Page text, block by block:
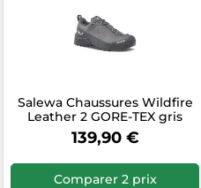
Salewa Chaussures Wildfire
Leather 2 GORE-TEX gris
foncé taille 44
139,90 €
Comparer 2 prix